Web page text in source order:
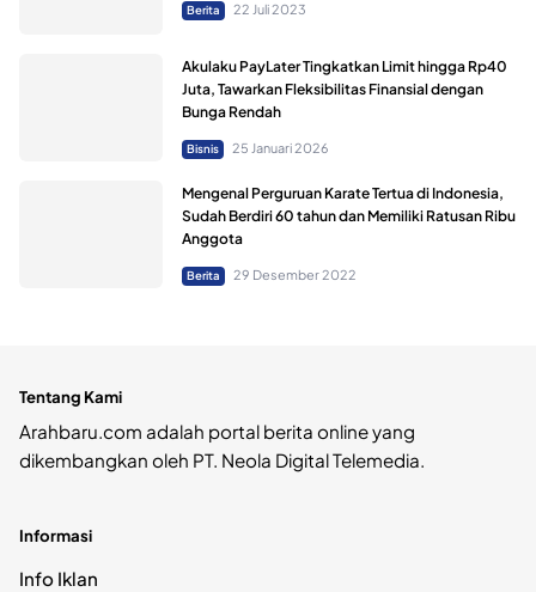
Berita 22 Juli 2023
Akulaku PayLater Tingkatkan Limit hingga Rp40
Juta, Tawarkan Fleksibilitas Finansial dengan
Bunga Rendah
Bisnis 25 Januari 2026
Mengenal Perguruan Karate Tertua di Indonesia,
Sudah Berdiri 60 tahun dan Memiliki Ratusan Ribu
Anggota
Berita 29 Desember 2022
Tentang Kami
Arahbaru.com adalah portal berita online yang
dikembangkan oleh PT. Neola Digital Telemedia.
Informasi
Info Iklan